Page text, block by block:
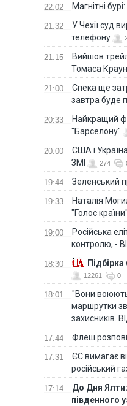
22:02 Магнітні
21:32
У Чехії суд
телефону
21:15
Вийшов
Томаса
21:00
Спека ще
завтра буде
20:33
Найкращий
"Барселону"
20:00
США і
ЗМІ
274
19:44 Зеленський
19:33
Наталія
"Голос країни"
19:00
Російська
контролю, -
18:30
12261 0
18:01
"Вони
маршрутки
захисників.
17:44 Флеш
17:31
ЄС вимагає
російський
17:14
До Дня
південного